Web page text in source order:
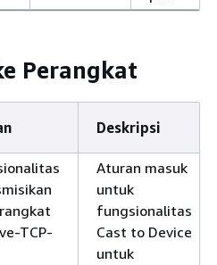
Perangkat
Deskripsi
TCP-
Aturan masuk
untuk
fungsionalitas
Cast to Device
untuk